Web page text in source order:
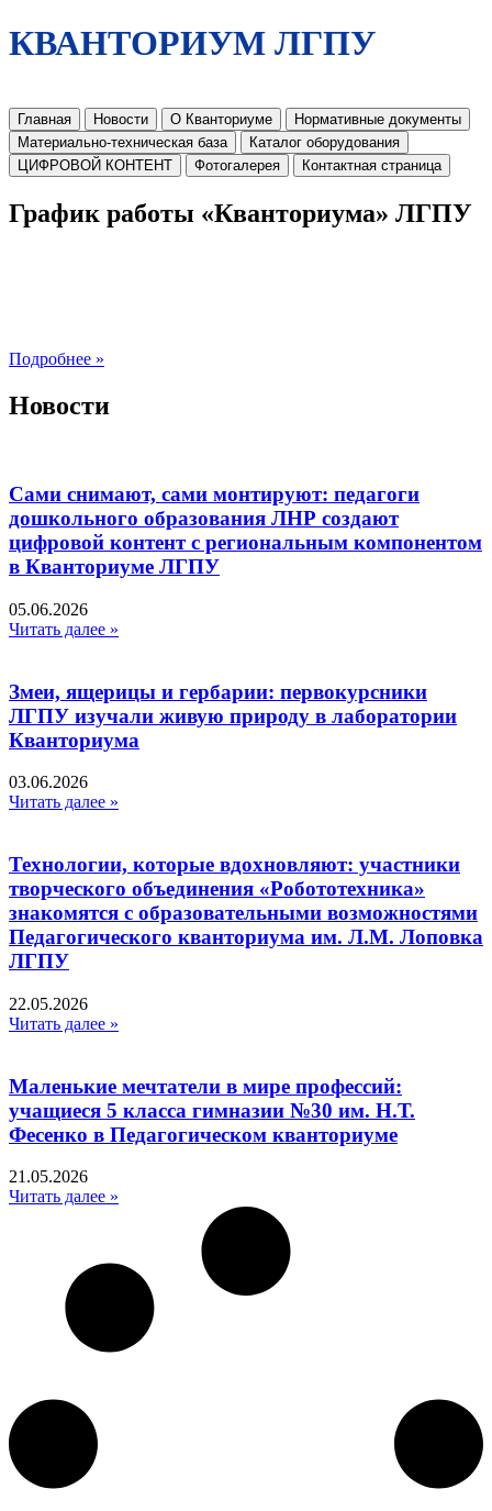
КВАНТОРИУМ ЛГПУ
Главная Новости О Кванториуме
Нормативные документы
Материально-техническая база
Каталог оборудования
ЦИФРОВОЙ КОНТЕНТ
Фотогалерея Контактная страница
График работы «Кванториума» ЛГПУ
Подробнее »
Новости
Сами снимают, сами монтируют: педагоги
дошкольного образования ЛНР создают
цифровой контент с региональным компонентом
в Кванториуме ЛГПУ​
05.06.2026
Читать далее »
Змеи, ящерицы и гербарии: первокурсники
ЛГПУ изучали живую природу в лаборатории
Кванториума
03.06.2026
Читать далее »
Технологии, которые вдохновляют: участники
творческого объединения «Робототехника»
знакомятся с образовательными возможностями
Педагогического кванториума им. Л.М. Лоповка
ЛГПУ
22.05.2026
Читать далее »
Маленькие мечтатели в мире профессий:
учащиеся 5 класса гимназии №30 им. Н.Т.
Фесенко в Педагогическом кванториуме
21.05.2026
Читать далее »